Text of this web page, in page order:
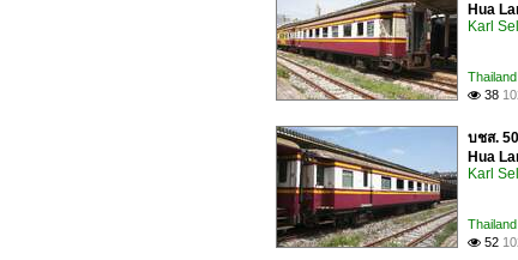
Hua
Karl
 38
บชส.
Hua
Karl
 52